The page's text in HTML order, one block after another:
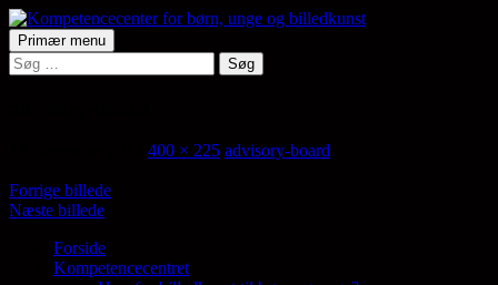
Hop
til
indhold
Kompetencecenter for børn,
SøgPrimær menu
Søg
efter:
400 × 225 advisory-board
Forrige billede
Næste billede
Samler en lang række aktører på tværs af
Forside
Kompetencecentret